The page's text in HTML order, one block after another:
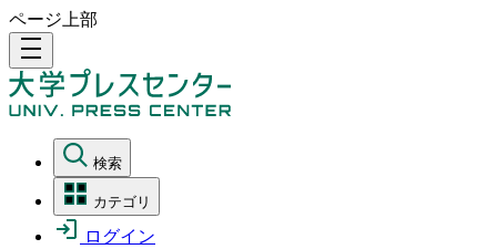
ページ上部
density_medium
検索
カテゴリ
ログイン